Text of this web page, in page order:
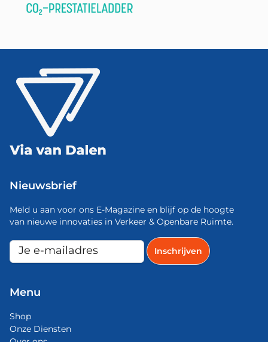
Nieuwsbrief
Meld u aan voor ons E-Magazine en blijf op de hoogte
van nieuwe innovaties in Verkeer & Openbare Ruimte.
Menu
Shop
Onze Diensten